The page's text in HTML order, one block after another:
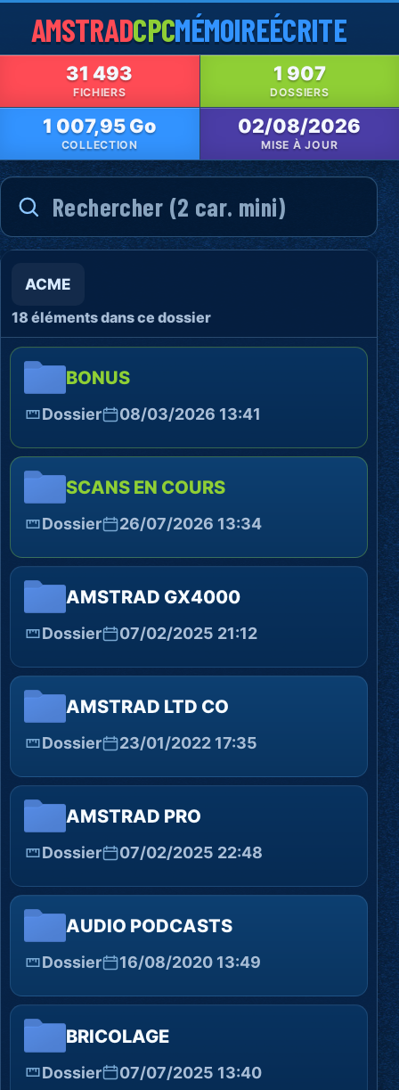
AMSTRADCPCMÉMOIREÉCRITE
31 493
FICHIERS
1 907
DOSSIERS
1 007,95 Go
COLLECTION
02/08/2026
MISE À JOUR
ACME
18 éléments dans ce dossier
BONUS
Dossier 08/03/2026 13:41
SCANS EN COURS
Dossier 26/07/2026 13:34
AMSTRAD GX4000
Dossier 07/02/2025 21:12
AMSTRAD LTD CO
Dossier 23/01/2022 17:35
AMSTRAD PRO
Dossier 07/02/2025 22:48
AUDIO PODCASTS
Dossier 16/08/2020 13:49
BRICOLAGE
Dossier 07/07/2025 13:40